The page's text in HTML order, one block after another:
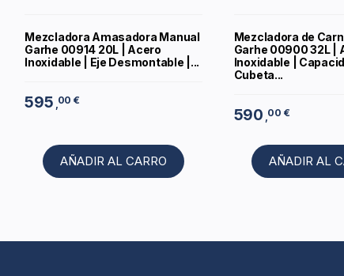
Mezcladora Amasadora Manual
Garhe 00914 20L | Acero
Inoxidable | Eje Desmontable |...
595 ,00 €
AÑADIR AL CARRO
Mezcladora de
Garhe 00900 32L |
Inoxidable |
Cubeta...
590 ,00 €
AÑADIR AL